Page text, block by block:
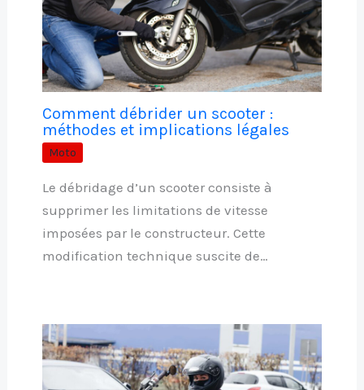
Comment débrider un scooter :
méthodes et implications légales
Moto
Le débridage d’un scooter consiste à
supprimer les limitations de vitesse
imposées par le constructeur. Cette
modification technique suscite de…